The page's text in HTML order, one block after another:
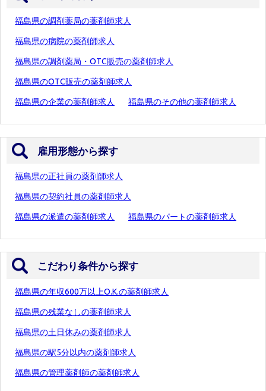
福島県の調剤薬局の薬剤師求人
福島県の病院の薬剤師求人
福島県の調剤薬局・OTC販売の薬剤師求人
福島県のOTC販売の薬剤師求人
福島県の企業の薬剤師求人 福島県のその他の薬剤師求人
雇用形態から探す
福島県の正社員の薬剤師求人
福島県の契約社員の薬剤師求人
福島県の派遣の薬剤師求人 福島県のパートの薬剤師求人
こだわり条件から探す
福島県の年収600万以上O.K.の薬剤師求人
福島県の残業なしの薬剤師求人
福島県の土日休みの薬剤師求人
福島県の駅5分以内の薬剤師求人
福島県の管理薬剤師の薬剤師求人